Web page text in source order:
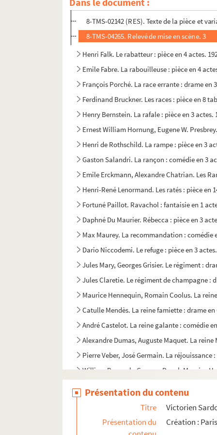
4-TMS-02598 (RES). Relevé de mise en
8-TMS-02142 (RES). Texte de la pièce et
8-TMS-04265. Relevé de mise en scène. 3
Henri Falk. Le rabatteur : pièce en 4 actes.
Emile Fabre. La rabouilleuse : pièce en 4
François Porché. La race errante : drame en
Ferdinand Bruckner. Les races : pièce en 8
Henry Bernstein. La rafale : pièce en 3 actes.
Ernest William Hornung, Eugene W.
Henri de Rothschild. La rampe : pièce en 3
Gaston Salandri. La rançon : comédie en 3
Emile Erckmann, Alexandre Chatrian. Les
Henri-René Lenormand. Les ratés : pièce en
Fortuné Paillot. Ravachol : fantaisie en 1
Daphné Du Maurier. Rébecca : pièce en 3
Max Maurey. La recommandation : comédie
Dario Niccodemi. Le refuge : pièce en 3
Jules Mary, Georges Grisier. Le régiment :
Jules Claretie. Le régiment de champagne :
Maurice Hennequin, Romain Coolus. La
Catulle Mendès. La reine famiette : drame en
André Castelot. La reine galante : comédie
Alexandre Dumas, Auguste Maquet. La
Pierre Veber, José Germain. La réjouissance
William Busnach, Georges Duval, Maurice
Pierre Berton. La rencontre : pièce en 4
Présentation du contenu
Titre
Victorien
Présentation du
Création :